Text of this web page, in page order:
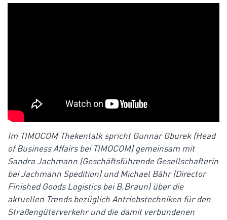
Im TIMOCOM Thekentalk spricht Gunnar Gburek (Head
of Business Affairs bei TIMOCOM) gemeinsam mit
Sandra Jachmann (Geschäftsführende Gesellschafterin
bei Jachmann Spedition) und Michael Bähr (Director
Finished Goods Logistics bei B.Braun) über die
aktuellen Trends bezüglich Antriebstechniken für den
Straßengüterverkehr und die damit verbundenen